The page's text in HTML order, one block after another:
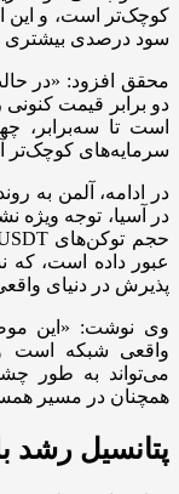
کوچک‌تر است، و این
سود درصدی بیشتری
محقق افزود: «در
دو برابر قیمت کنونی
است تا سه‌برابر،
سرمایه‌های کوچک‌تر
در ادامه، آلمن به
در آسیا، توجه ویژه
عبور داده است، که
پذیرش در دنیای
وی نوشت: «این
واقعی شبکه است
می‌تواند به طور
همچنان در مسیر
پتانسیل رشد